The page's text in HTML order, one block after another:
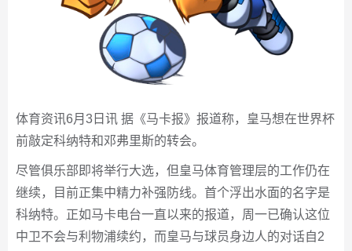
体育资讯6月3日讯 据《马卡报》报道称，皇马想在世界杯
前敲定科纳特和邓弗里斯的转会。
尽管俱乐部即将举行大选，但皇马体育管理层的工作仍在
继续，目前正集中精力补强防线。首个浮出水面的名字是
科纳特。正如马卡电台一直以来的报道，周一已确认这位
中卫不会与利物浦续约，而皇马与球员身边人的对话自2